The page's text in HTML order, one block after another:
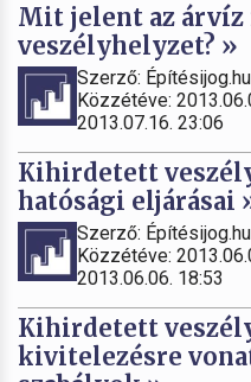
Mit jelent az
veszélyhelyzet? »
Szerző: Építésijog.hu
Közzétéve:
2013.07.16. 23:06
Kihirdetett
hatósági eljárásai
Szerző: Építésijog.hu
Közzétéve:
2013.06.06. 18:53
Kihirdetett
kivitelezésre